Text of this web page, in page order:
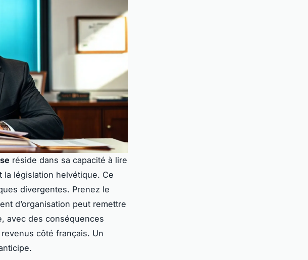
réside dans sa capacité à lire
la législation helvétique. Ce
divergentes. Prenez le
d’organisation peut remettre
avec des conséquences
côté français. Un